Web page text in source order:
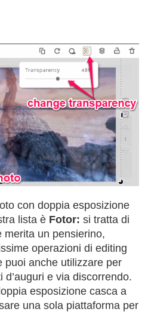
con doppia esposizione
lista è Fotor: si tratta di
merita un pensierino,
operazioni di editing
puoi anche utilizzare per
e via discorrendo.
esposizione casca a
una sola piattaforma per